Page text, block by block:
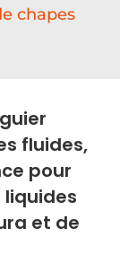
chapes
fluides,
pour
liquides
et de